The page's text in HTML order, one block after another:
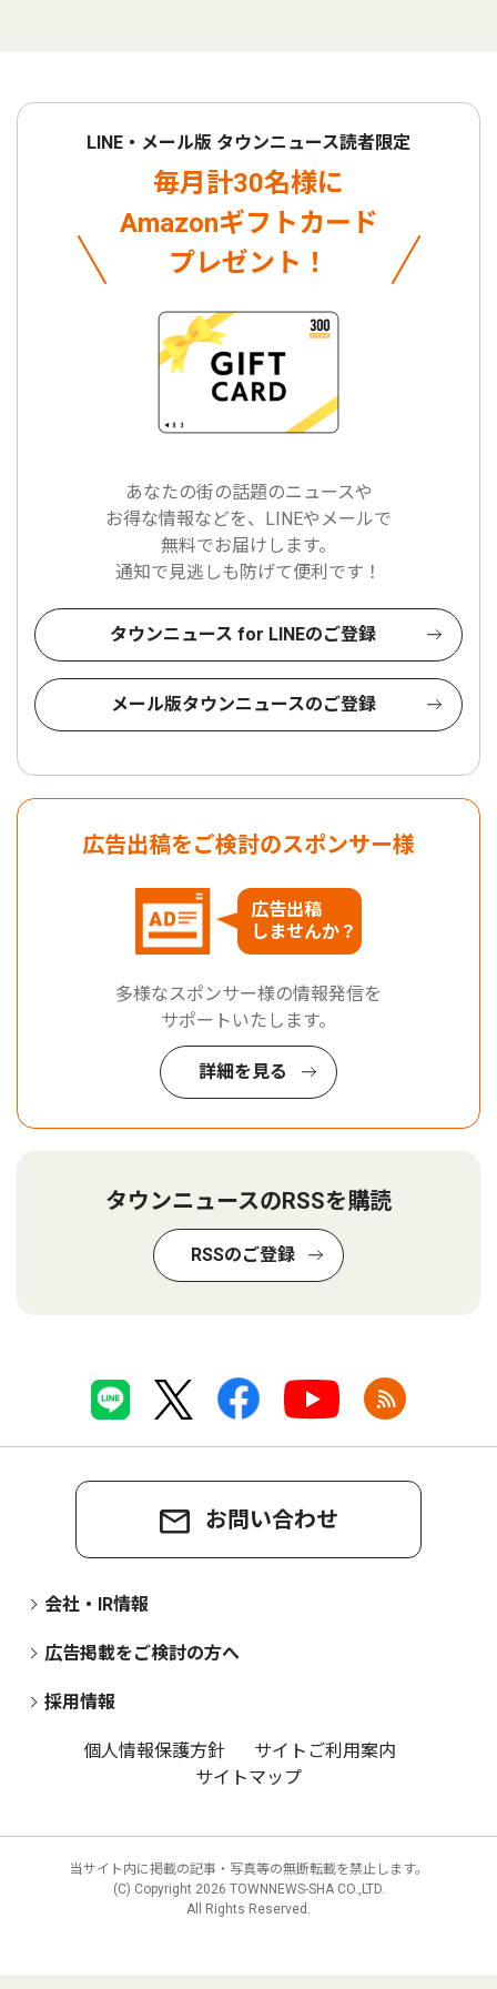
LINE・メール版 タウンニュース読者限定
毎月計30名様に
Amazonギフトカード
プレゼント！
あなたの街の話題のニュースや
お得な情報などを、LINEやメールで
無料でお届けします。
通知で見逃しも防げて便利です！
タウンニュース for LINEのご登録
メール版タウンニュースのご登録
広告出稿をご検討のスポンサー様
広告出稿
しませんか？
多様なスポンサー様の情報発信を
サポートいたします。
詳細を見る
タウンニュースのRSSを購読
RSSのご登録
お問い合わせ
会社・IR情報
広告掲載をご検討の方へ
採用情報
個人情報保護方針
サイトご利用案内
サイトマップ
当サイト内に掲載の記事・写真等の無断転載を禁止します。
(C) Copyright 2026 TOWNNEWS-SHA CO.,LTD.
All Rights Reserved.